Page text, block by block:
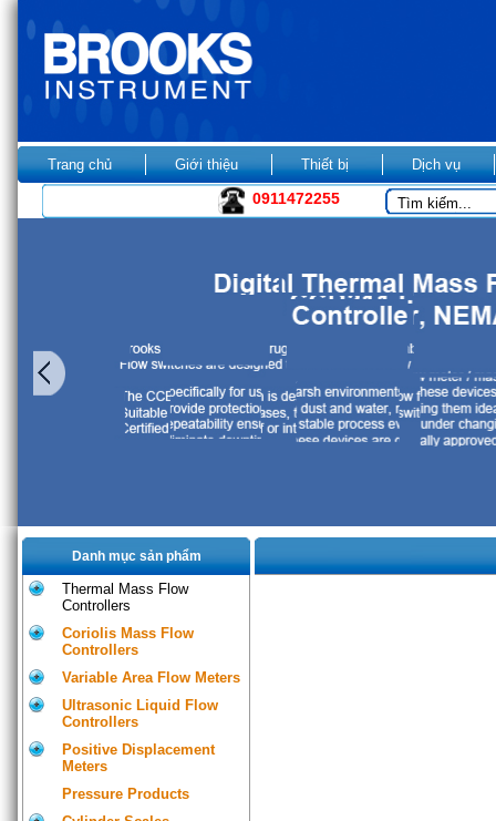
Trang chủ Giới thiệu Thiết bị Dịch vụ
0911472255
Danh mục sản phẩm
Thermal Mass Flow
Controllers
Coriolis Mass Flow
Controllers
Variable Area Flow Meters
Ultrasonic Liquid Flow
Controllers
Positive Displacement
Meters
Pressure Products